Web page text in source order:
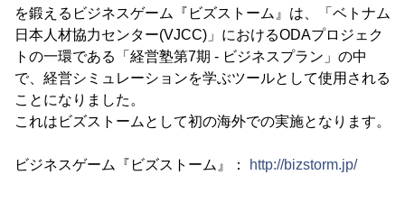
を鍛えるビジネスゲーム『ビズストーム』は、「ベトナム
日本人材協力センター(VJCC)」におけるODAプロジェク
トの一環である「経営塾第7期 - ビジネスプラン」の中
で、経営シミュレーションを学ぶツールとして使用される
ことになりました。
これはビズストームとして初の海外での実施となります。
ビジネスゲーム『ビズストーム』： http://bizstorm.jp/